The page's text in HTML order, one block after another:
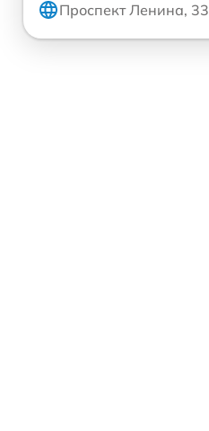
Проспект Ленина, 33